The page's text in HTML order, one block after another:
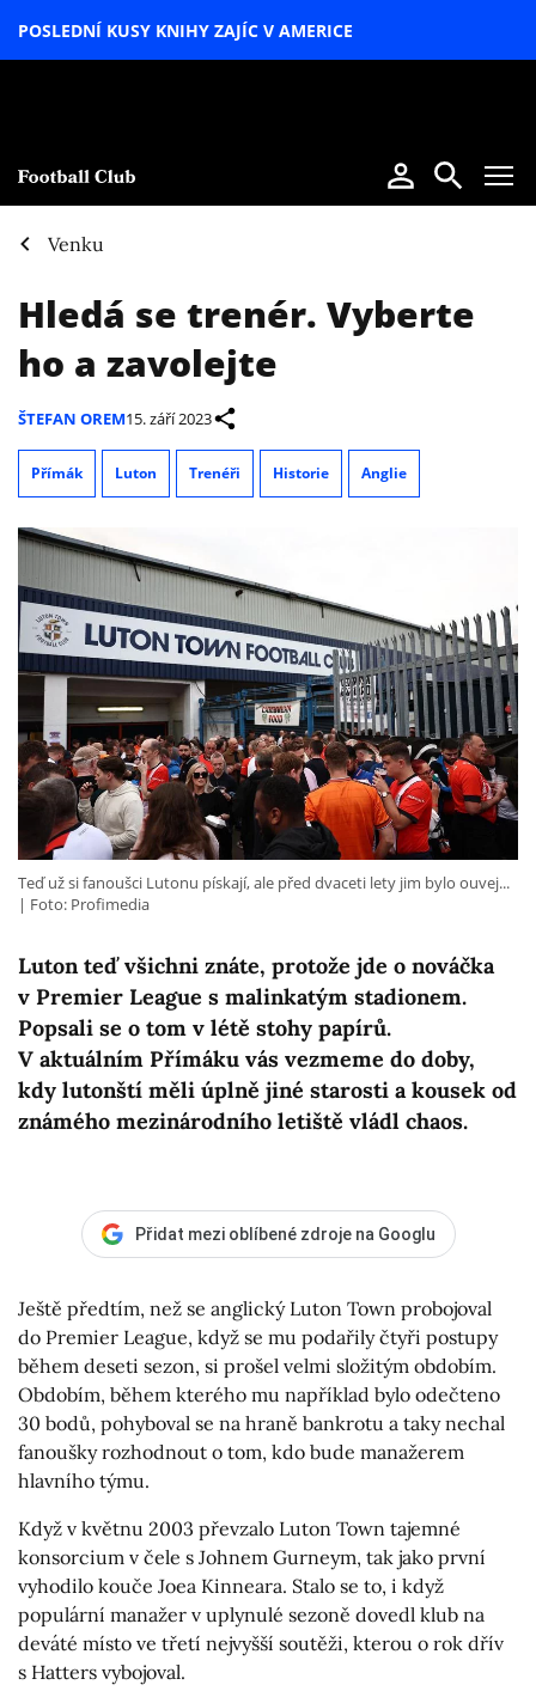
POSLEDNÍ KUSY KNIHY ZAJÍC V AMERICE
Venku
Hledá se trenér. Vyberte
ho a zavolejte
ŠTEFAN OREM15. září 2023
Přímák Luton Trenéři Historie Anglie
Luton teď všichni znáte, protože jde o nováčka
v Premier League s malinkatým stadionem.
Popsali se o tom v létě stohy papírů.
V aktuálním Přímáku vás vezmeme do doby,
kdy lutonští měli úplně jiné starosti a kousek od
známého mezinárodního letiště vládl chaos.
Teď už si fanoušci Lutonu pískají, ale před dvaceti lety jim bylo ouvej...
Foto: Profimedia
Přidat mezi oblíbené zdroje na Googlu
Ještě předtím, než se anglický Luton Town probojoval
do Premier League, když se mu podařily čtyři postupy
během deseti sezon, si prošel velmi složitým obdobím.
Obdobím, během kterého mu například bylo odečteno
30 bodů, pohyboval se na hraně bankrotu a taky nechal
fanoušky rozhodnout o tom, kdo bude manažerem
hlavního týmu.
Když v květnu 2003 převzalo Luton Town tajemné
konsorcium v čele s Johnem Gurneym, tak jako první
vyhodilo kouče Joea Kinneara. Stalo se to, i když
populární manažer v uplynulé sezoně dovedl klub na
deváté místo ve třetí nejvyšší soutěži, kterou o rok dřív
s Hatters vybojoval.